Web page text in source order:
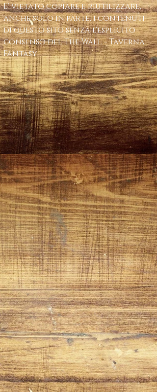
E' vietato copiare e riutilizzare,
anche solo in parte, i contenuti
di questo sito senza l'esplicito
consenso del The Wall - Taverna
Fantasy